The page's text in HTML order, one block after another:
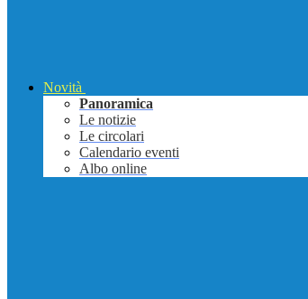
Novità
Panoramica
Le notizie
Le circolari
Calendario eventi
Albo online